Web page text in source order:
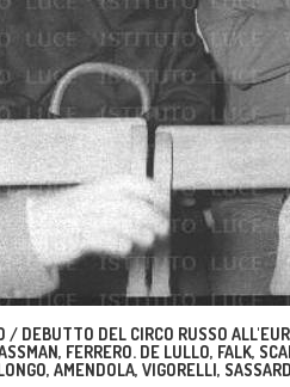
/ DEBUTTO DEL CIRCO RUSSO
FERRERO. DE LULLO, FALK,
AMENDOLA, VIGORELLI,